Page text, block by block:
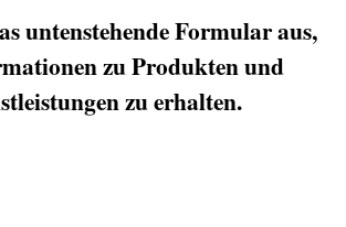
untenstehende Formular aus,
zu Produkten und
zu erhalten.